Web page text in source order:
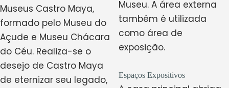
Museus Castro Maya,
formado pelo Museu do
Açude e Museu Chácara
do Céu. Realiza-se o
desejo de Castro Maya
de eternizar seu legado,
Museu. A área externa
também é utilizada
como área de
exposição.
Espaços Expositivos